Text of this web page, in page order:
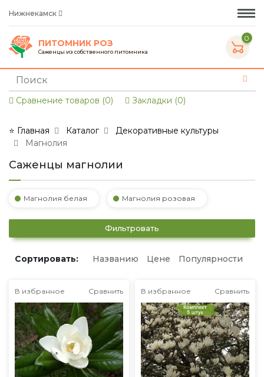
Нижнекамск
ПИТОМНИК РОЗ
Саженцы из собственного питомника
0
Сравнение товаров (0) Закладки (0)
⭐ Главная Каталог
Декоративные культуры
Магнолия
Саженцы магнолии
Магнолия белая Магнолия розовая
Фильтровать
Сортировать: Названию Цене Популярности
В избранное Сравнить В избранное Сравнить